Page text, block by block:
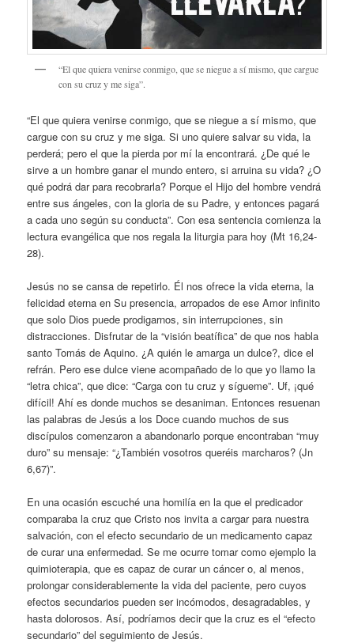
“El que quiera venirse conmigo, que se niegue a sí mismo, que cargue
con su cruz y me siga”.
“El que quiera venirse conmigo, que se niegue a sí mismo, que
cargue con su cruz y me siga. Si uno quiere salvar su vida, la
perderá; pero el que la pierda por mí la encontrará. ¿De qué le
sirve a un hombre ganar el mundo entero, si arruina su vida? ¿O
qué podrá dar para recobrarla? Porque el Hijo del hombre vendrá
entre sus ángeles, con la gloria de su Padre, y entonces pagará
a cada uno según su conducta”. Con esa sentencia comienza la
lectura evangélica que nos regala la liturgia para hoy (Mt 16,24-
28).
Jesús no se cansa de repetirlo. Él nos ofrece la vida eterna, la
felicidad eterna en Su presencia, arropados de ese Amor infinito
que solo Dios puede prodigarnos, sin interrupciones, sin
distracciones. Disfrutar de la “visión beatífica” de que nos habla
santo Tomás de Aquino. ¿A quién le amarga un dulce?, dice el
refrán. Pero ese dulce viene acompañado de lo que yo llamo la
“letra chica”, que dice: “Carga con tu cruz y sígueme”. Uf, ¡qué
difícil! Ahí es donde muchos se desaniman. Entonces resuenan
las palabras de Jesús a los Doce cuando muchos de sus
discípulos comenzaron a abandonarlo porque encontraban “muy
duro” su mensaje: “¿También vosotros queréis marcharos? (Jn
6,67)”.
En una ocasión escuché una homilía en la que el predicador
comparaba la cruz que Cristo nos invita a cargar para nuestra
salvación, con el efecto secundario de un medicamento capaz
de curar una enfermedad. Se me ocurre tomar como ejemplo la
quimioterapia, que es capaz de curar un cáncer o, al menos,
prolongar considerablemente la vida del paciente, pero cuyos
efectos secundarios pueden ser incómodos, desagradables, y
hasta dolorosos. Así, podríamos decir que la cruz es el “efecto
secundario” del seguimiento de Jesús.